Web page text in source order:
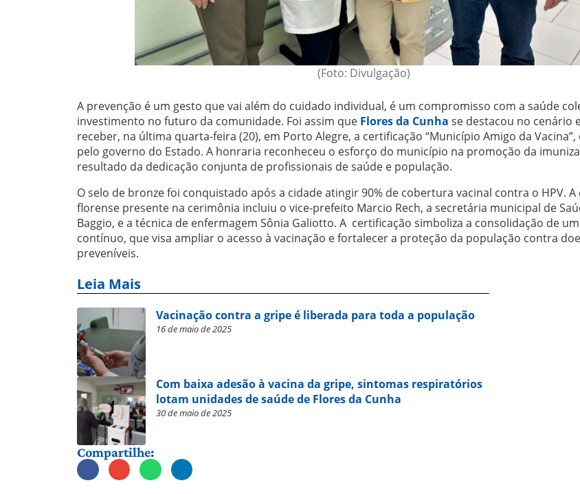
(Foto: Divulgação)
A prevenção é um gesto que vai além do cuidado individual, é um compromisso com a saúde
investimento no futuro da comunidade. Foi assim que Flores da Cunha se destacou no cenário
receber, na última quarta-feira (20), em Porto Alegre, a certificação “Município Amigo da Vacina”,
pelo governo do Estado. A honraria reconheceu o esforço do município na promoção da
resultado da dedicação conjunta de profissionais de saúde e população.
O selo de bronze foi conquistado após a cidade atingir 90% de cobertura vacinal contra o HPV. A
florense presente na cerimônia incluiu o vice-prefeito Marcio Rech, a secretária municipal de
Baggio, e a técnica de enfermagem Sônia Galiotto. A certificação simboliza a consolidação de
contínuo, que visa ampliar o acesso à vacinação e fortalecer a proteção da população contra
preveníveis.
Leia Mais
Vacinação contra a gripe é liberada para toda a população
16 de maio de 2025
Com baixa adesão à vacina da gripe, sintomas respiratórios
lotam unidades de saúde de Flores da Cunha
30 de maio de 2025
Compartilhe: